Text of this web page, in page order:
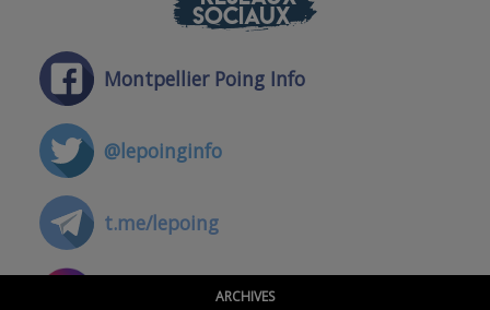
SOCIAUX
Montpellier Poing Info
@lepoinginfo
t.me/lepoing
@montpellierpoinginfo
ARCHIVES